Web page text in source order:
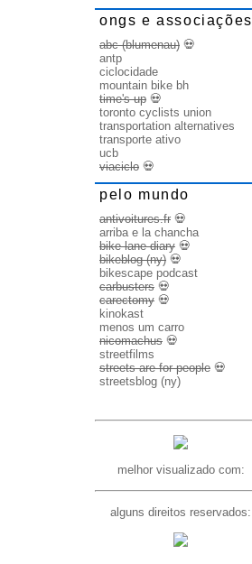
ongs e associações
abc (blumenau) 💀
antp
ciclocidade
mountain bike bh
time's up 💀
toronto cyclists union
transportation alternatives
transporte ativo
ucb
viaciclo 💀
pelo mundo
antivoitures.fr 💀
arriba e la chancha
bike lane diary 💀
bikeblog (ny) 💀
bikescape podcast
carbusters 💀
carectomy 💀
kinokast
menos um carro
nicomachus 💀
streetfilms
streets are for people 💀
streetsblog (ny)
melhor visualizado com:
alguns direitos reservados: